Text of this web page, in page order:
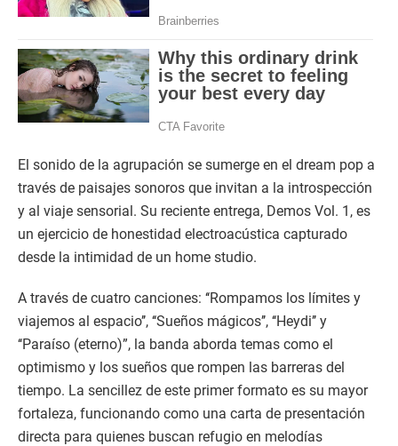
El sonido de la agrupación se sumerge en el dream pop a
través de paisajes sonoros que invitan a la introspección
y al viaje sensorial. Su reciente entrega, Demos Vol. 1, es
un ejercicio de honestidad electroacústica capturado
desde la intimidad de un home studio.
A través de cuatro canciones: ‘‘Rompamos los límites y
viajemos al espacio’’, ‘‘Sueños mágicos’’, ‘‘Heydi’’ y
‘‘Paraíso (eterno)”, la banda aborda temas como el
optimismo y los sueños que rompen las barreras del
tiempo. La sencillez de este primer formato es su mayor
fortaleza, funcionando como una carta de presentación
directa para quienes buscan refugio en melodías